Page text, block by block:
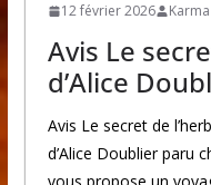
12 février 2026
Avis Le
d’Alice
Avis Le secret de
d’Alice Doublier paru